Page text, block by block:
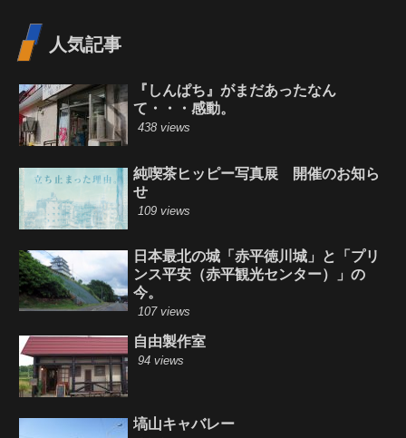
人気記事
『しんぱち』がまだあったなん
て・・・感動。
438 views
純喫茶ヒッピー写真展 開催のお知ら
せ
109 views
日本最北の城「赤平徳川城」と「プリ
ンス平安（赤平観光センター）」の
今。
107 views
自由製作室
94 views
塙山キャバレー